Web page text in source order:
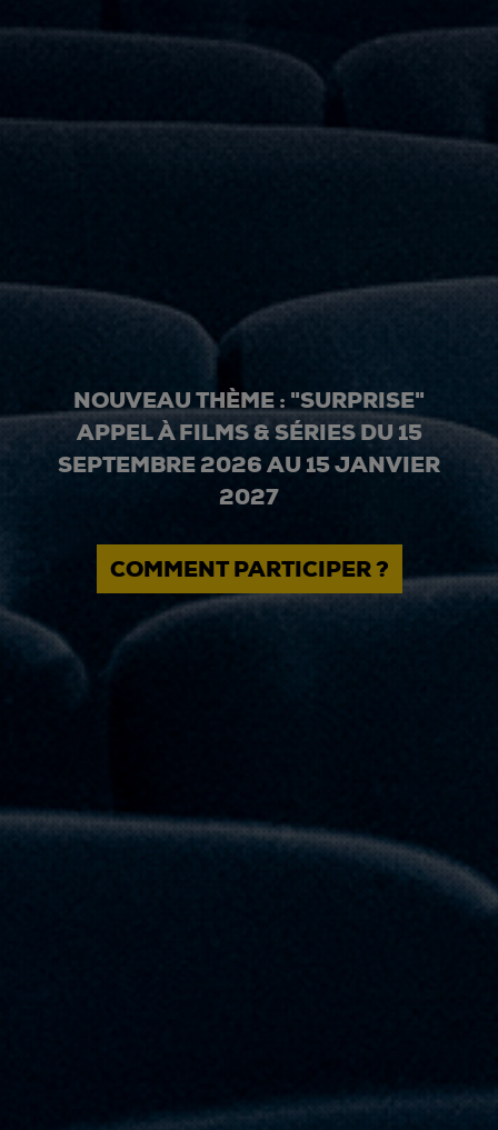
NOUVEAU THÈME : "SURPRISE"
APPEL À FILMS & SÉRIES DU 15
SEPTEMBRE 2026 AU 15 JANVIER
2027
COMMENT PARTICIPER ?